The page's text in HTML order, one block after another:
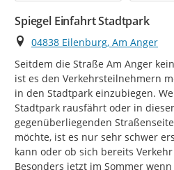
Spiegel Einfahrt Stadtpark
Ort
04838 Eilenburg, Am Anger
Seitdem die Straße Am Anger
ist es den Verkehrsteilnehmern
in den Stadtpark einzubiegen.
Stadtpark rausfährt oder in
gegenüberliegenden
möchte, ist es nur sehr schwer
kann oder ob sich bereits
Besonders jetzt im Sommer